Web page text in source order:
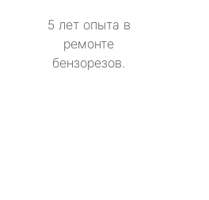
5 лет опыта в
ремонте
бензорезов.